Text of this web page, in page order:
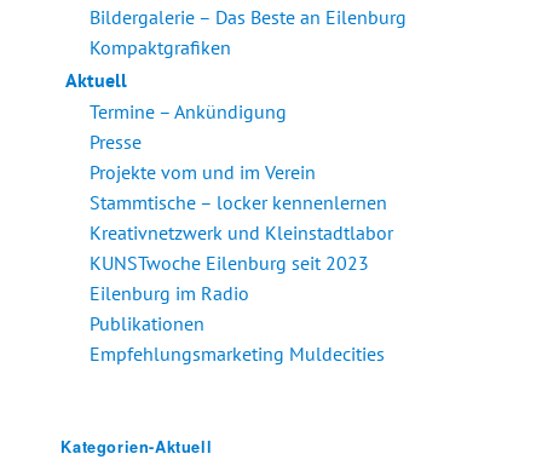
Bildergalerie – Das Beste an Eilenburg
Kompaktgrafiken
Aktuell
Termine – Ankündigung
Presse
Projekte vom und im Verein
Stammtische – locker kennenlernen
Kreativnetzwerk und Kleinstadtlabor
KUNSTwoche Eilenburg seit 2023
Eilenburg im Radio
Publikationen
Empfehlungsmarketing Muldecities
Kategorien-Aktuell